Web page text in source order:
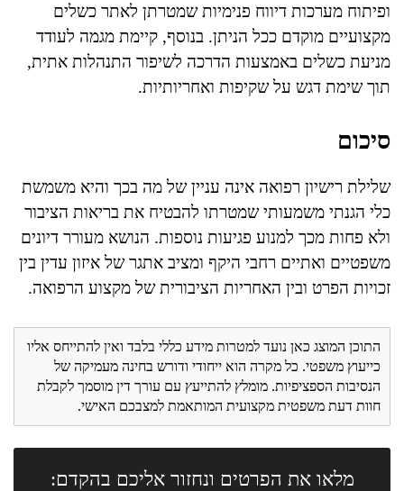
ופיתוח מערכות דיווח פנימיות שמטרתן לאתר כשלים
מקצועיים מוקדם ככל הניתן. בנוסף, קיימת מגמה לעודד
מניעת כשלים באמצעות הדרכה לשיפור התנהלות אתית,
תוך שימת דגש על שקיפות ואחריותיות.
סיכום
שלילת רישיון רפואה אינה עניין של מה בכך והיא משמשת
כלי הגנתי משמעותי שמטרתו להבטיח את בריאות הציבור
ולא פחות מכך למנוע פגיעות נוספות. הנושא מעורר דיונים
משפטיים ואתיים רחבי היקף ומציב אתגר של איזון עדין בין
זכויות הפרט ובין האחריות הציבורית של מקצוע הרפואה.
התוכן המוצג כאן נועד למטרות מידע כללי בלבד ואין להתייחס אליו
כייעוץ משפטי. כל מקרה הוא ייחודי ודורש בחינה מעמיקה של
הנסיבות הספציפיות. מומלץ להתייעץ עם עורך דין מוסמך לקבלת
חוות דעת משפטית מקצועית המותאמת למצבכם האישי.
מלאו את הפרטים ונחזור אליכם בהקדם: